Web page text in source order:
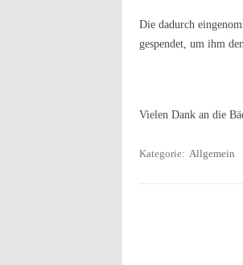
Die dadurch
gespendet, um ihm
Vielen Dank an die
Kategorie: Allgemein